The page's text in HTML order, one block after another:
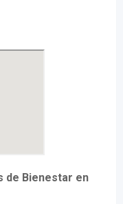
de Bienestar en